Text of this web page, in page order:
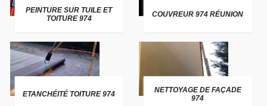
PEINTURE SUR TUILE ET
TOITURE 974
COUVREUR 974 RÉUNION
ETANCHÉITÉ TOITURE 974
NETTOYAGE DE FAÇADE
974